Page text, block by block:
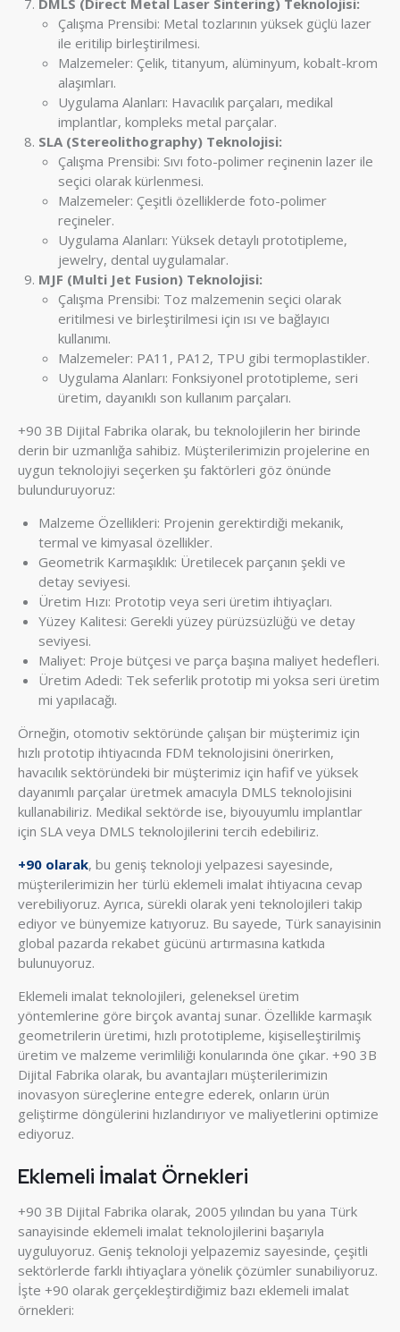
Çalışma Prensibi: Metal tozlarının yüksek güçlü lazer
ile eritilip birleştirilmesi.
Malzemeler: Çelik, titanyum, alüminyum, kobalt-krom
alaşımları.
Uygulama Alanları: Havacılık parçaları, medikal
implantlar, kompleks metal parçalar.
SLA (Stereolithography) Teknolojisi:
Çalışma Prensibi: Sıvı foto-polimer reçinenin lazer ile
seçici olarak kürlenmesi.
Malzemeler: Çeşitli özelliklerde foto-polimer
reçineler.
Uygulama Alanları: Yüksek detaylı prototipleme,
jewelry, dental uygulamalar.
MJF (Multi Jet Fusion) Teknolojisi:
Çalışma Prensibi: Toz malzemenin seçici olarak
eritilmesi ve birleştirilmesi için ısı ve bağlayıcı
kullanımı.
Malzemeler: PA11, PA12, TPU gibi termoplastikler.
Uygulama Alanları: Fonksiyonel prototipleme, seri
üretim, dayanıklı son kullanım parçaları.
+90 3B Dijital Fabrika olarak, bu teknolojilerin her birinde
derin bir uzmanlığa sahibiz. Müşterilerimizin projelerine en
uygun teknolojiyi seçerken şu faktörleri göz önünde
bulunduruyoruz:
Malzeme Özellikleri: Projenin gerektirdiği mekanik,
termal ve kimyasal özellikler.
Geometrik Karmaşıklık: Üretilecek parçanın şekli ve
detay seviyesi.
Üretim Hızı: Prototip veya seri üretim ihtiyaçları.
Yüzey Kalitesi: Gerekli yüzey pürüzsüzlüğü ve detay
seviyesi.
Maliyet: Proje bütçesi ve parça başına maliyet hedefleri.
Üretim Adedi: Tek seferlik prototip mi yoksa seri üretim
mi yapılacağı.
Örneğin, otomotiv sektöründe çalışan bir müşterimiz için
hızlı prototip ihtiyacında FDM teknolojisini önerirken,
havacılık sektöründeki bir müşterimiz için hafif ve yüksek
dayanımlı parçalar üretmek amacıyla DMLS teknolojisini
kullanabiliriz. Medikal sektörde ise, biyouyumlu implantlar
için SLA veya DMLS teknolojilerini tercih edebiliriz.
+90 olarak, bu geniş teknoloji yelpazesi sayesinde,
müşterilerimizin her türlü eklemeli imalat ihtiyacına cevap
verebiliyoruz. Ayrıca, sürekli olarak yeni teknolojileri takip
ediyor ve bünyemize katıyoruz. Bu sayede, Türk sanayisinin
global pazarda rekabet gücünü artırmasına katkıda
bulunuyoruz.
Eklemeli imalat teknolojileri, geleneksel üretim
yöntemlerine göre birçok avantaj sunar. Özellikle karmaşık
geometrilerin üretimi, hızlı prototipleme, kişiselleştirilmiş
üretim ve malzeme verimliliği konularında öne çıkar. +90 3B
Dijital Fabrika olarak, bu avantajları müşterilerimizin
inovasyon süreçlerine entegre ederek, onların ürün
geliştirme döngülerini hızlandırıyor ve maliyetlerini optimize
ediyoruz.
Eklemeli İmalat Örnekleri
+90 3B Dijital Fabrika olarak, 2005 yılından bu yana Türk
sanayisinde eklemeli imalat teknolojilerini başarıyla
uyguluyoruz. Geniş teknoloji yelpazemiz sayesinde, çeşitli
sektörlerde farklı ihtiyaçlara yönelik çözümler sunabiliyoruz.
İşte +90 olarak gerçekleştirdiğimiz bazı eklemeli imalat
örnekleri: